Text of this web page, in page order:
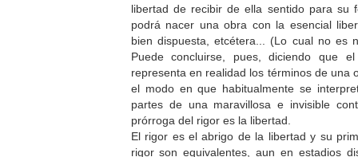
libertad de recibir de ella sentido para su
podrá nacer una obra con la esencial
bien dispuesta, etcétera... (Lo cual no es
Puede concluirse, pues, diciendo que
representa en realidad los términos de una
el modo en que habitualmente se
partes de una maravillosa e invisible
prórroga del rigor es la libertad.
El rigor es el abrigo de la libertad y su
rigor son equivalentes, aun en estadios